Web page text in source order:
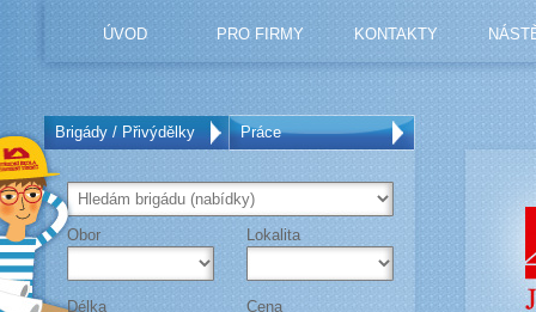
ÚVOD PRO FIRMY KONTAKTY
Brigády / Přivýdělky Práce
Obor Lokalita
Délka Cena